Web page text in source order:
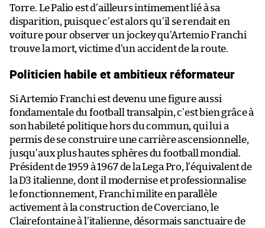
Torre. Le Palio est d’ailleurs intimement lié à sa
disparition, puisque c’est alors qu’il se rendait en
voiture pour observer un jockey qu’Artemio Franchi
trouve la mort, victime d’un accident de la route.
Politicien habile et ambitieux réformateur
Si Artemio Franchi est devenu une figure aussi
fondamentale du football transalpin, c’est bien grâce à
son habileté politique hors du commun, qui lui a
permis de se construire une carrière ascensionnelle,
jusqu’aux plus hautes sphères du football mondial.
Président de 1959 à 1967 de la Lega Pro, l’équivalent de
la D3 italienne, dont il modernise et professionnalise
le fonctionnement, Franchi milite en parallèle
activement à la construction de Coverciano, le
Clairefontaine à l’italienne, désormais sanctuaire de